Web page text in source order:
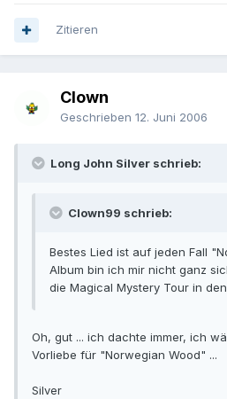
Zitieren
Clown
Geschrieben 12. Juni 2006
Long John Silver schrieb:
Clown99 schrieb:
Bestes Lied ist auf jeden Fall
Album bin ich mir nicht ganz
die Magical Mystery Tour in
Oh, gut ... ich dachte immer, ich
Vorliebe für "Norwegian Wood" ...
Silver